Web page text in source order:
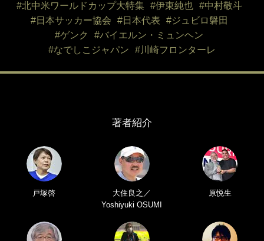
#北中米ワールドカップ大特集 #伊東純也
#中村敬斗
#日本サッカー協会
#日本代表
#ジュビロ磐田
#ゲンク
#バイエルン・ミュンヘン
#なでしこジャパン
#川崎フロンターレ
著者紹介
戸塚啓
大住良之／
Yoshiyuki OSUMI
原悦生